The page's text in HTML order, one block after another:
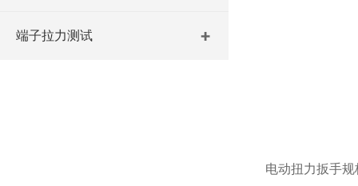
端子拉力测试
电动扭力扳手规